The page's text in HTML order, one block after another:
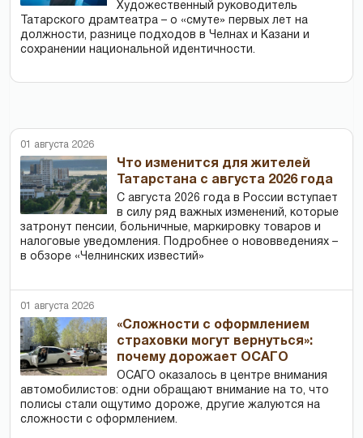
Художественный руководитель
Татарского драмтеатра – о «смуте» первых лет на
должности, разнице подходов в Челнах и Казани и
сохранении национальной идентичности.
01 августа 2026
Что изменится для жителей
Татарстана с августа 2026 года
С августа 2026 года в России вступает
в силу ряд важных изменений, которые
затронут пенсии, больничные, маркировку товаров и
налоговые уведомления. Подробнее о нововведениях –
в обзоре «Челнинских известий»
01 августа 2026
«Сложности с оформлением
страховки могут вернуться»:
почему дорожает ОСАГО
ОСАГО оказалось в центре внимания
автомобилистов: одни обращают внимание на то, что
полисы стали ощутимо дороже, другие жалуются на
сложности с оформлением.